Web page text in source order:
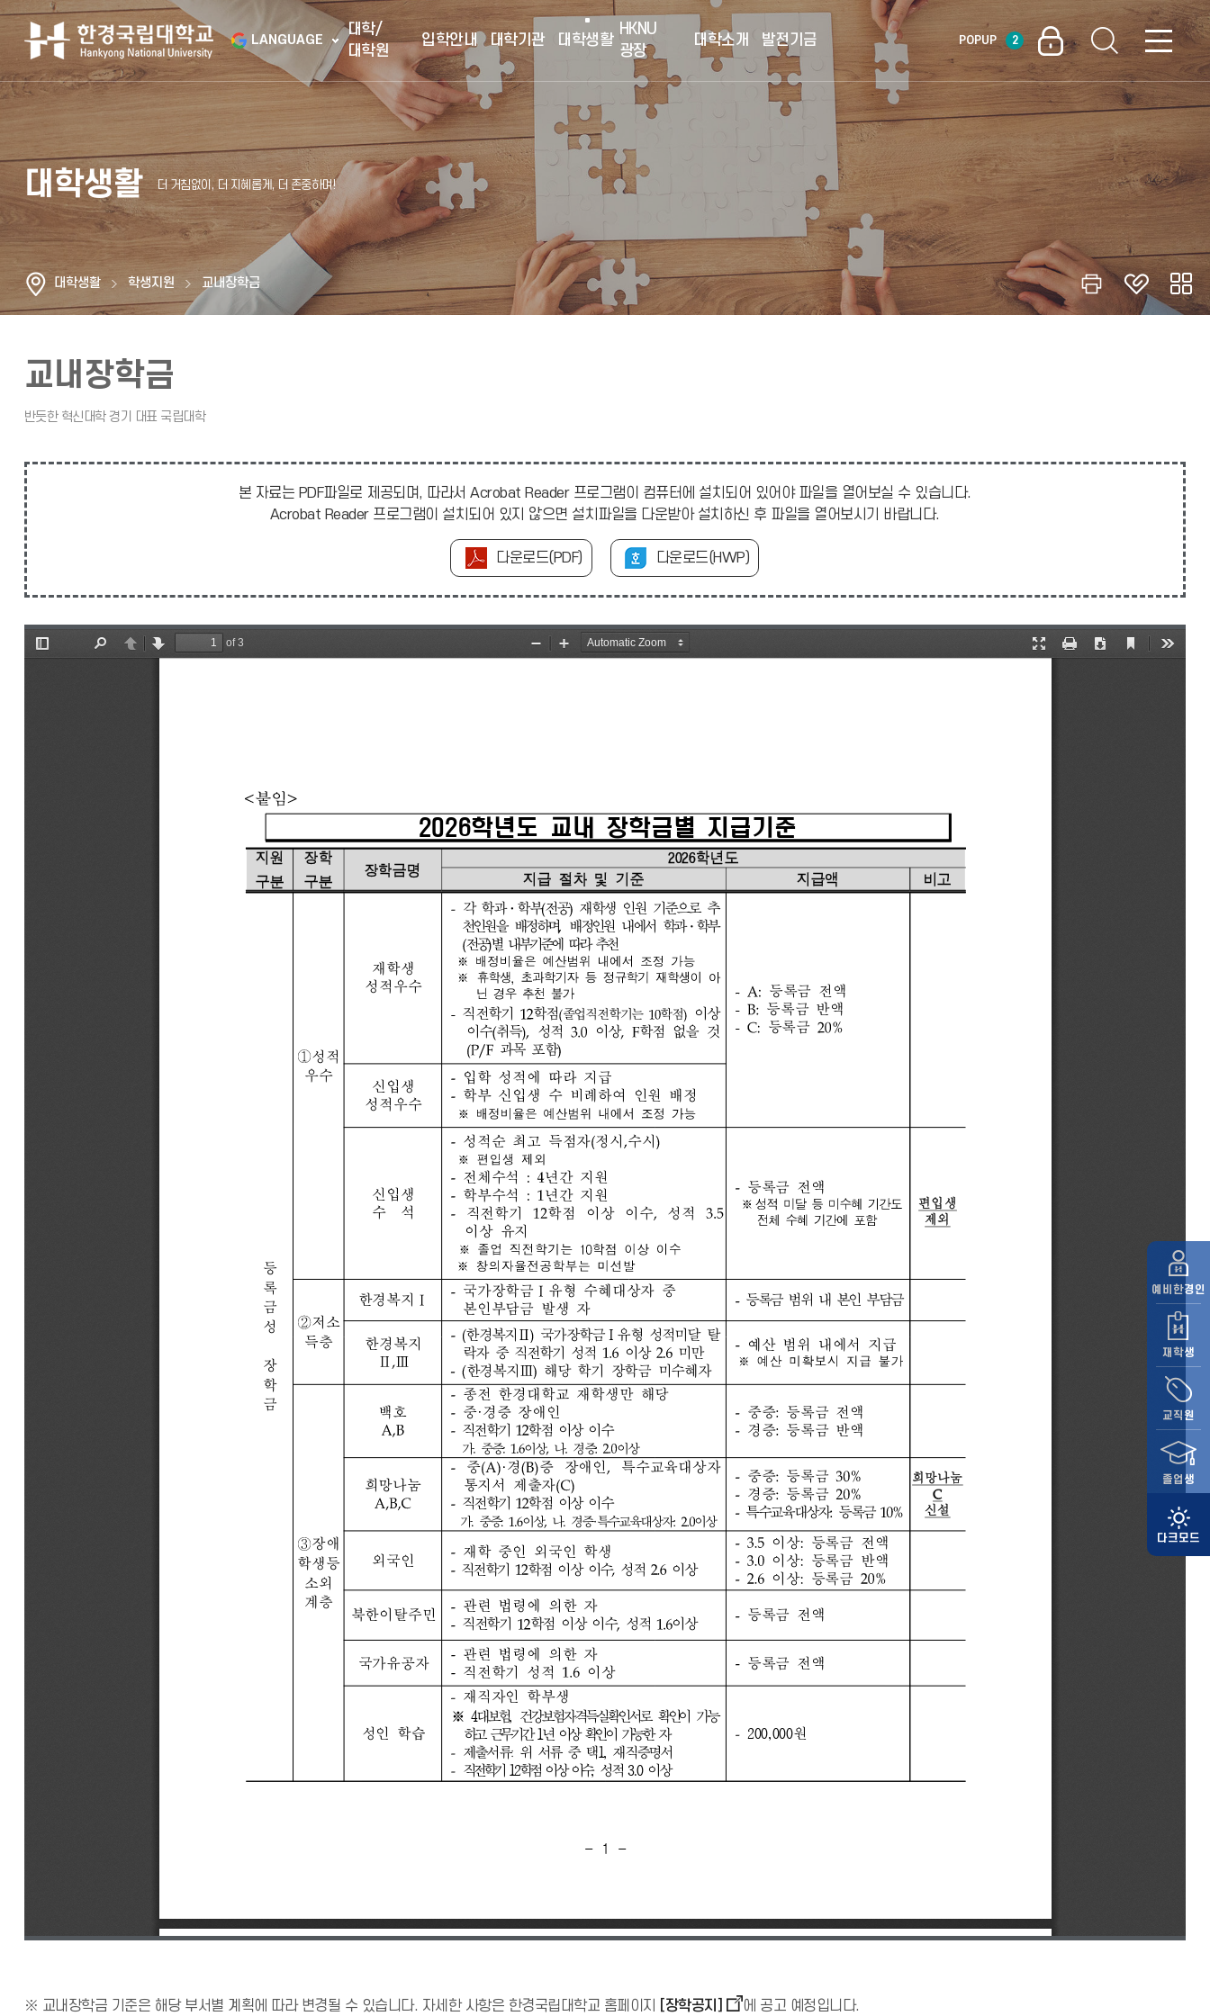
LANGUAGE
대학/
대학원
입학안내 대학기관 대학생활
HKNU
광장
대학소개 발전기금 POPUP 2
예비 한경인
재학생
교직원
졸업생
대학생활
대학생활 학생지원 교내장학금
교내장학금
본 자료는 PDF파일로 제공되며, 따라서 Acrobat Reader 프로그램이 컴퓨터에 설치되어 있어야 파일을 열어보실 수 있습니다.
Acrobat Reader 프로그램이 설치되어 있지 않으면 설치파일을 다운받아 설치하신 후 파일을 열어보시기 바랍니다.
다운로드(PDF) 다운로드(HWP)
※ 교내장학금 기준은 해당 부서별 계획에 따라 변경될 수 있습니다. 자세한 사항은 한경국립대학교 홈페이지 [장학공지] 에 공고 예정입니다.